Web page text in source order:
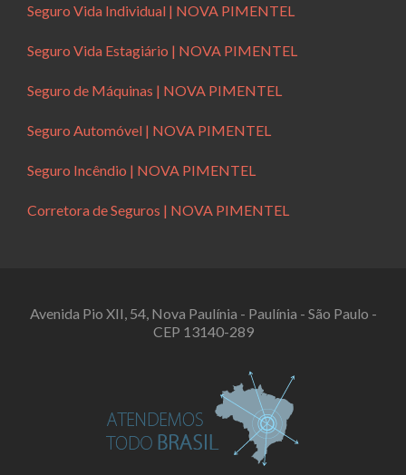
Seguro Vida Individual | NOVA PIMENTEL
Seguro Vida Estagiário | NOVA PIMENTEL
Seguro de Máquinas | NOVA PIMENTEL
Seguro Automóvel | NOVA PIMENTEL
Seguro Incêndio | NOVA PIMENTEL
Corretora de Seguros | NOVA PIMENTEL
Avenida Pio XII, 54, Nova Paulínia - Paulínia - São Paulo -
CEP 13140-289